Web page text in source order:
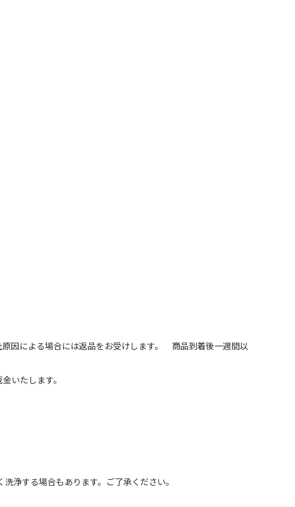
因による場合には返品をお受けします。 商品到着後一週間以
いたします。
浄する場合もあります。ご了承ください。